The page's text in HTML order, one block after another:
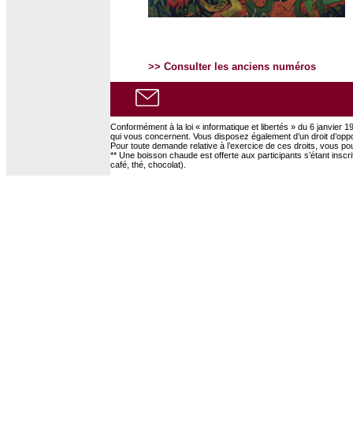
>> Consulter les anciens numéros
Conformément à la loi « informatique et libertés » du 6 janvier
qui vous concernent. Vous disposez également d’un droit
Pour toute demande relative à l’exercice de ces droits, vous
** Une boisson chaude est offerte aux participants s’étant
café, thé, chocolat).